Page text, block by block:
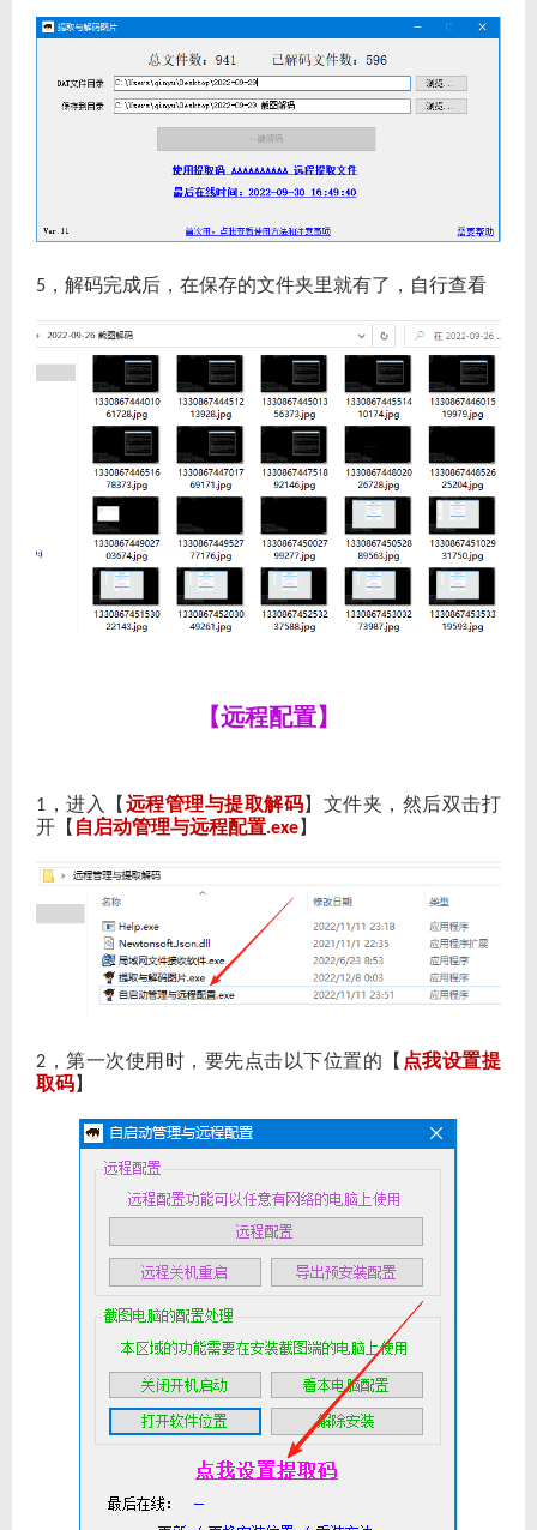
5 ，解码完成后，在保存的文件夹里就有了，自行查看
【远程配置】
1 ，进入【 远程管理与提取解码】文件夹，然后双击打
开【 自启动管理与远程配置.exe】
2 ，第一次使用时，要先点击以下位置的【 点我设置提
取码】